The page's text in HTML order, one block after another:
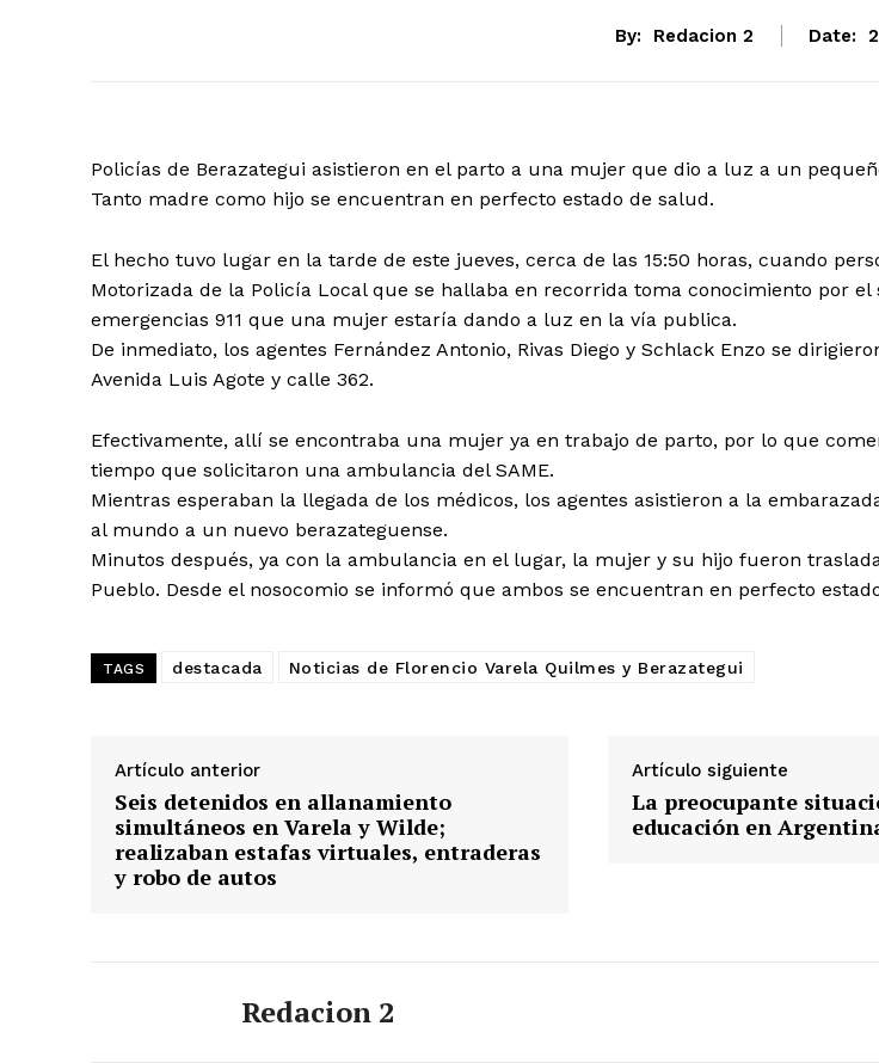
By: Redacion 2 Date:
Policías de Berazategui asistieron en el parto a una mujer que dio a luz a un
Tanto madre como hijo se encuentran en perfecto estado de salud.
El hecho tuvo lugar en la tarde de este jueves, cerca de las 15:50 horas, cuando
Motorizada de la Policía Local que se hallaba en recorrida toma conocimiento por el
emergencias 911 que una mujer estaría dando a luz en la vía publica.
De inmediato, los agentes Fernández Antonio, Rivas Diego y Schlack Enzo se
Avenida Luis Agote y calle 362.
Efectivamente, allí se encontraba una mujer ya en trabajo de parto, por lo que
tiempo que solicitaron una ambulancia del SAME.
Mientras esperaban la llegada de los médicos, los agentes asistieron a la
al mundo a un nuevo berazateguense.
Minutos después, ya con la ambulancia en el lugar, la mujer y su hijo fueron
Pueblo. Desde el nosocomio se informó que ambos se encuentran en perfecto
TAGS destacada Noticias de Florencio Varela Quilmes y Berazategui
Artículo anterior
Seis detenidos en allanamiento
simultáneos en Varela y Wilde;
realizaban estafas virtuales, entraderas
y robo de autos
Artículo siguiente
La preocupante
educación en
Redacion 2